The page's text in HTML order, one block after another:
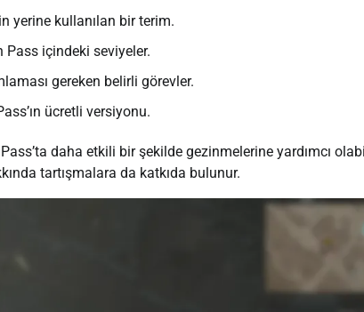
yerine kullanılan bir terim.
Pass içindeki seviyeler.
gereken belirli görevler.
ücretli versiyonu.
daha etkili bir şekilde gezinmelerine yardımcı
tartışmalara da katkıda bulunur.